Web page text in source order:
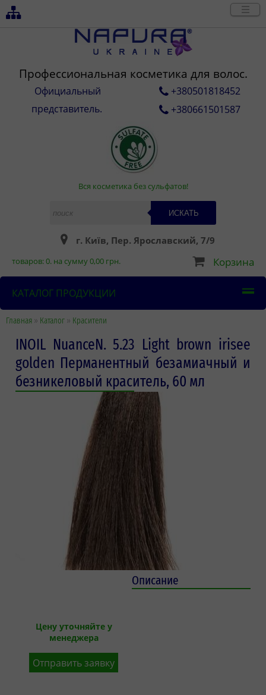
Профессиональная косметика для волос.
Официальный
представитель.
+380501818452
+380661501587
Вся косметика без сульфатов!
ИСКАТЬ
г. Київ, Пер. Ярославский, 7/9
товаров:0. на сумму0,00 грн. Корзина
КАТАЛОГ ПРОДУКЦИИ
Главная » Каталог » Красители
INOIL NuanceN. 5.23 Light brown irisee
golden Перманентный безамиачный и
безникеловый краситель, 60 мл
Цену уточняйте у
менеджера
Отправить заявку
Описание